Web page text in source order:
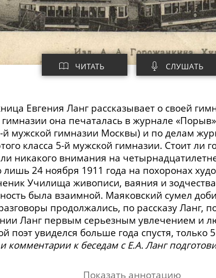
ЧИТАТЬ СЛУШАТЬ
Евгения Ланг рассказывает о своей
она печаталась в журнале
й мужской гимназии Москвы) и по делам
класса 5-й мужской гимназии. Стоит ли
никакого внимания на
24 ноября 1911 года на похоронах
Училища живописи, ваяния и
была взаимной. Маяковский сумел
продолжались, по рассказу Ланг,
Ланг первым серьезным увлечением и
поэт увиделся больше года спустя, только
и комментарии к беседам с Е.А. Ланг
Показать аннотацию